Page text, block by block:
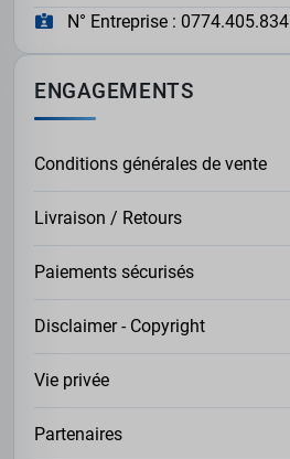
N° Entreprise : 0774.405.834
ENGAGEMENTS
Conditions générales de vente
Livraison / Retours
Paiements sécurisés
Disclaimer - Copyright
Vie privée
Partenaires